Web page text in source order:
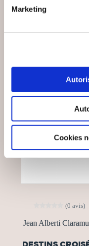
Marketing
Cookies
(0 avis)
Jean Alberti
DESTINS